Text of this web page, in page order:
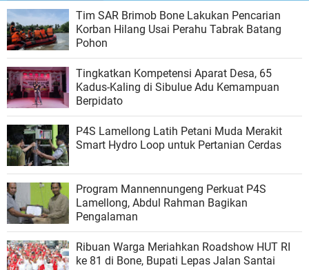
Tim SAR Brimob Bone Lakukan Pencarian
Korban Hilang Usai Perahu Tabrak Batang
Pohon
Tingkatkan Kompetensi Aparat Desa, 65
Kadus-Kaling di Sibulue Adu Kemampuan
Berpidato
P4S Lamellong Latih Petani Muda Merakit
Smart Hydro Loop untuk Pertanian Cerdas
Program Mannennungeng Perkuat P4S
Lamellong, Abdul Rahman Bagikan
Pengalaman
Ribuan Warga Meriahkan Roadshow HUT RI
ke 81 di Bone, Bupati Lepas Jalan Santai